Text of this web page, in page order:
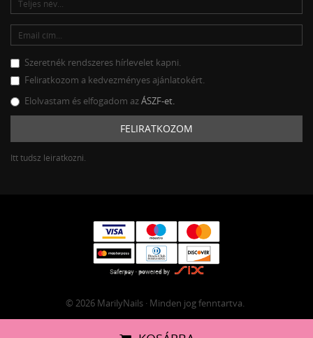
Szeretnék rendszeres hírlevelet kapni.
Feliratkozom a kedvezményes ajánlatokért.
Elolvastam és elfogadom azÁSZF-et.
FELIRATKOZOM
Itt tudsz leiratkozni.
© 2026 MarilyNails · Minden jog fenntartva.